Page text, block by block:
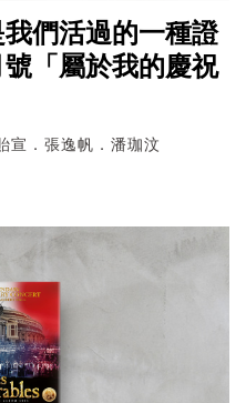
們活過的一種證
「屬於我的慶祝
宣．張逸帆．潘珈汶